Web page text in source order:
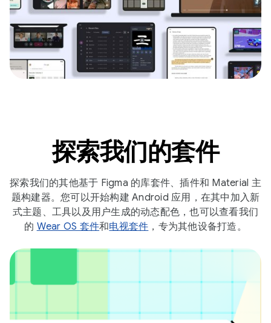
探索我们的套件
探索我们的其他基于 Figma 的库套件、插件和 Material 主
题构建器。您可以开始构建 Android 应用，在其中加入新
式主题、工具以及用户生成的动态配色，也可以查看我们
的 Wear OS 套件和电视套件 ，专为其他设备打造。